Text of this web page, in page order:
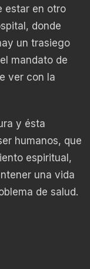
estar en otro
donde
un trasiego
mandato de
ver con la
y ésta
humanos, que
espiritual,
una vida
de salud.